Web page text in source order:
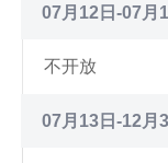
07月12日-07月
不开放
07月13日-12月